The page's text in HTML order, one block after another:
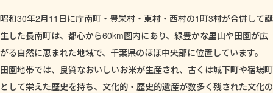
昭和30年2月11日に庁南町・豊栄村・東村・西村の1町3村が合併して誕
生した長南町は、都心から60km圏内にあり、緑豊かな里山や田園が広
がる自然に恵まれた地域で、千葉県のほぼ中央部に位置しています。
田園地帯では、良質なおいしいお米が生産され、古くは城下町や宿場町
として栄えた歴史を持ち、文化的・歴史的遺産が数多く残された文化の